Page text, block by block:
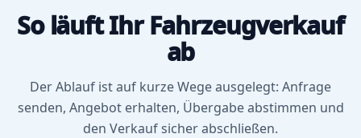
So läuft Ihr Fahrzeugverkauf
ab
Der Ablauf ist auf kurze Wege ausgelegt: Anfrage
senden, Angebot erhalten, Übergabe abstimmen und
den Verkauf sicher abschließen.